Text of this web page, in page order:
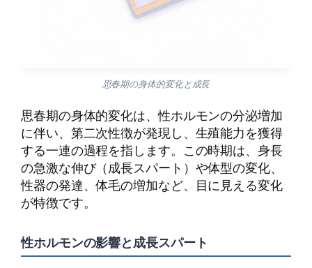
思春期の身体的変化と成長
思春期の身体的変化は、性ホルモンの分泌増加
に伴い、第二次性徴が発現し、生殖能力を獲得
する一連の過程を指します。この時期は、身長
の急激な伸び（成長スパート）や体型の変化、
性器の発達、体毛の増加など、目に見える変化
が特徴です。
性ホルモンの影響と成長スパート